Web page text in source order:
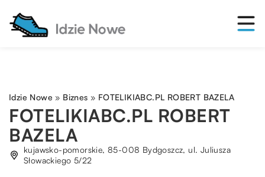
Idzie Nowe » Biznes » FOTELIKIABC.PL ROBERT BAZELA
FOTELIKIABC.PL ROBERT
BAZELA
kujawsko-pomorskie, 85-008 Bydgoszcz, ul. Juliusza
Słowackiego 5/22